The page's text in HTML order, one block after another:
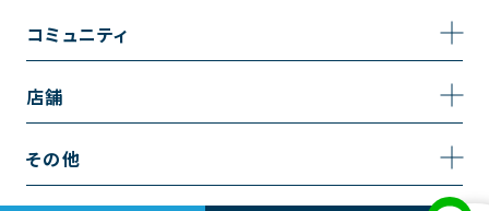
リノベーション
内装のリフォーム
施工事例一覧
お風呂の施工事例
コミュニティ
コミュニティ
お知らせ
店舗
越谷店
その他